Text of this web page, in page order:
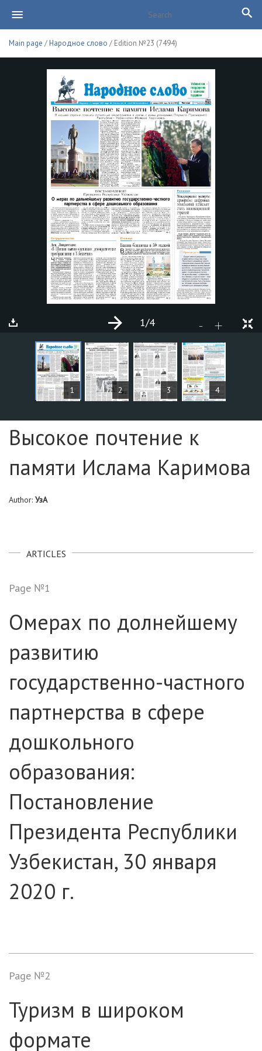
Main page /Народное слово / Edition №23 (7494)
1 2 3 4
- +
1/4
ARTICLES
Page №1
Высокое почтение к
памяти Ислама Каримова
Author: УзА
ARTICLES
Page №1
Омерах по долнейшему
развитию
государственно-частного
партнерства в сфере
дошкольного
образования:
Постановление
Президента Республики
Узбекистан, 30 января
2020 г.
Page №2
Туризм в широком
формате